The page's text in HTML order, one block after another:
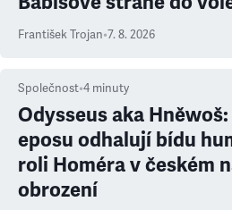
František Trojan•7. 8. 2026
Společnost•4 minuty
Odysseus aka
eposu odhalují bídu
roli Homéra v českém
obrození